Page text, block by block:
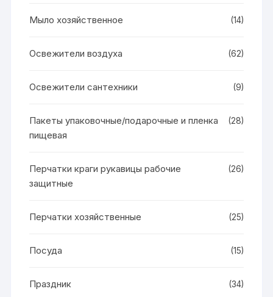
Мыло хозяйственное (14)
Освежители воздуха (62)
Освежители сантехники (9)
Пакеты упаковочные/подарочные и пленка
пищевая
(28)
Перчатки краги рукавицы рабочие
защитные
(26)
Перчатки хозяйственные (25)
Посуда (15)
Праздник (34)